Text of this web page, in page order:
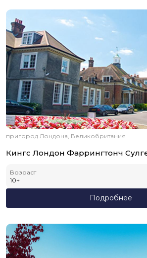
пригород Лондона, Великобритания
Кингс Лондон Фаррингтонч
Возраст
10+
Подробнее